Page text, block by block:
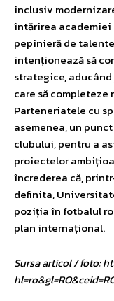
inclusiv
întărirea academiei
pepinieră de
intenționează să
strategice,
care să
Parteneriatele cu
asemenea, un
clubului, pentru a
proiectelor
încrederea că,
definita,
poziția în fotbalul
plan internațional.
Sursa articol / foto: